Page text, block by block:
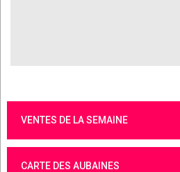
VENTES DE LA SEMAINE
CARTE DES AUBAINES